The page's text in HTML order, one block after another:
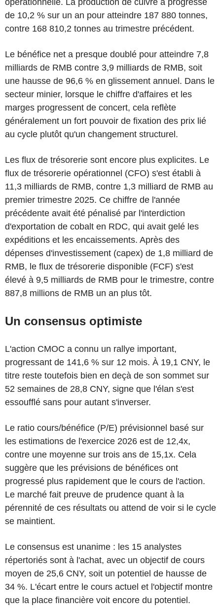
de 10,2 % sur un an pour atteindre 187 880 tonnes,
contre 168 810,2 tonnes au trimestre précédent.
Le bénéfice net a presque doublé pour atteindre 7,8
milliards de RMB contre 3,9 milliards de RMB, soit
une hausse de 96,6 % en glissement annuel. Dans le
secteur minier, lorsque le chiffre d'affaires et les
marges progressent de concert, cela reflète
généralement un fort pouvoir de fixation des prix lié
au cycle plutôt qu'un changement structurel.
Les flux de trésorerie sont encore plus explicites. Le
flux de trésorerie opérationnel (CFO) s'est établi à
11,3 milliards de RMB, contre 1,3 milliard de RMB au
premier trimestre 2025. Ce chiffre de l'année
précédente avait été pénalisé par l'interdiction
d'exportation de cobalt en RDC, qui avait gelé les
expéditions et les encaissements. Après des
dépenses d'investissement (capex) de 1,8 milliard de
RMB, le flux de trésorerie disponible (FCF) s'est
élevé à 9,5 milliards de RMB pour le trimestre, contre
887,8 millions de RMB un an plus tôt.
Un consensus optimiste
L'action CMOC a connu un rallye important,
progressant de 141,6 % sur 12 mois. À 19,1 CNY, le
titre reste toutefois bien en deçà de son sommet sur
52 semaines de 28,8 CNY, signe que l'élan s'est
essoufflé sans pour autant s'inverser.
Le ratio cours/bénéfice (P/E) prévisionnel basé sur
les estimations de l'exercice 2026 est de 12,4x,
contre une moyenne sur trois ans de 15,1x. Cela
suggère que les prévisions de bénéfices ont
progressé plus rapidement que le cours de l'action.
Le marché fait preuve de prudence quant à la
pérennité de ces résultats ou attend de voir si le cycle
se maintient.
Le consensus est unanime : les 15 analystes
répertoriés sont à l'achat, avec un objectif de cours
moyen de 25,6 CNY, soit un potentiel de hausse de
34 %. L'écart entre le cours actuel et l'objectif montre
que la place financière voit encore du potentiel.